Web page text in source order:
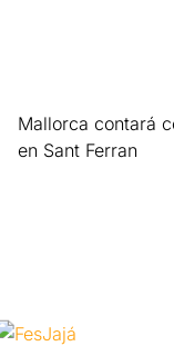
Mallorca contará
en Sant Ferran